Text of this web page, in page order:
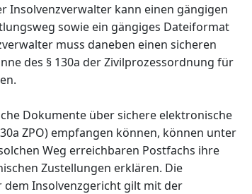
Insolvenzverwalter kann einen gängigen
sowie ein gängiges Dateiformat
muss daneben einen sicheren
des § 130a der Zivilprozessordnung für
Dokumente über sichere elektronische
ZPO) empfangen können, können unter
Weg erreichbaren Postfachs ihre
Zustellungen erklären. Die
Insolvenzgericht gilt mit der